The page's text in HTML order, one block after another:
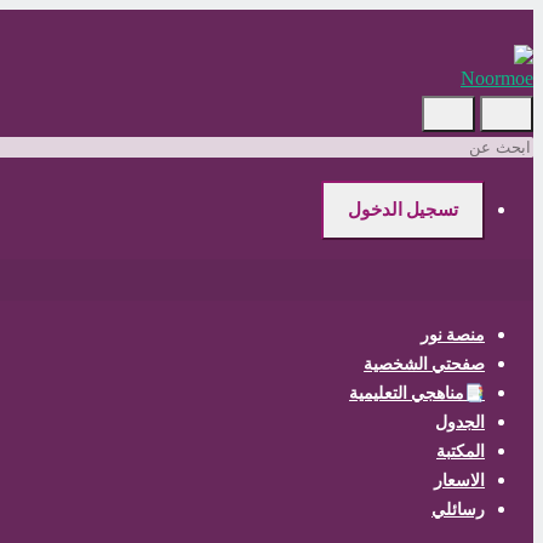
to
main
ابحث
تسجيل الدخول
منصة نور
صفحتي الشخصية
📑مناهجي التعليمية
الجدول
المكتبة
الاسعار
رسائلي